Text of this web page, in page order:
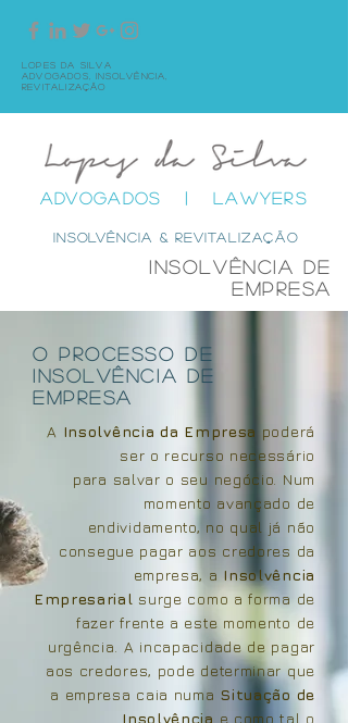
Lopes da Silva
Advogados,
Insolvência,
Revitalização
ADVOGADOS | LAWYERS
INSOLVÊNCIA & rEVITALIZAÇÃO
Insolvência de
Empresa
O Processo de
Insolvência de
empresa
A Insolvência da Empresa poderá
ser o recurso necessário
para salvar o seu negócio. Num
momento avançado de
endividamento, no qual já não
consegue pagar aos credores da
empresa, a Insolvência
Empresarial surge como a forma de
fazer frente a este momento de
urgência. A incapacidade de pagar
aos credores, pode determinar que
a empresa caia numa Situação de
Insolvência e como tal o